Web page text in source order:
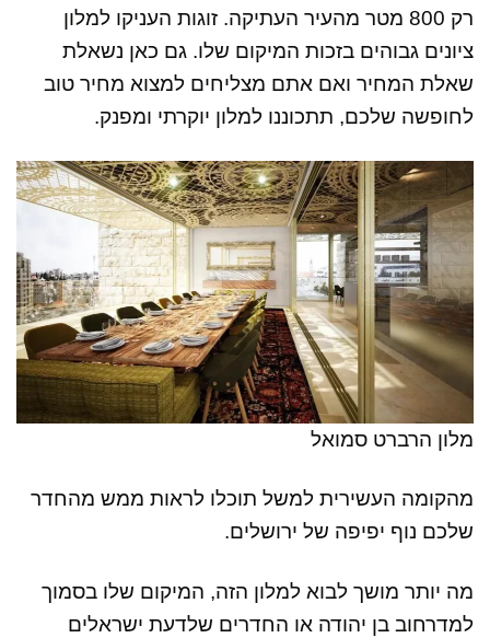
רק 800 מטר מהעיר העתיקה. זוגות העניקו למלון
ציונים גבוהים בזכות המיקום שלו. גם כאן נשאלת
שאלת המחיר ואם אתם מצליחים למצוא מחיר טוב
לחופשה שלכם, תתכוננו למלון יוקרתי ומפנק.
מלון הרברט סמואל
מהקומה העשירית למשל תוכלו לראות ממש מהחדר
שלכם נוף יפיפה של ירושלים.
מה יותר מושך לבוא למלון הזה, המיקום שלו בסמוך
למדרחוב בן יהודה או החדרים שלדעת ישראלים